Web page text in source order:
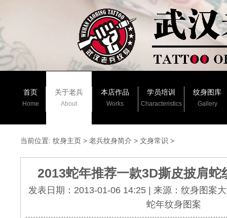
首页
Home
关于老兵
About
本店作品
Works
学员培训
Characteristics
纹身图库
Gallery
当前位置: 纹身主页 > 老兵纹身简介 > 文身常识 >
2013蛇年推荐一款3D撕皮披肩蛇
发表日期：2013-01-06 14:25 | 来源：纹身图案
蛇年纹身图案